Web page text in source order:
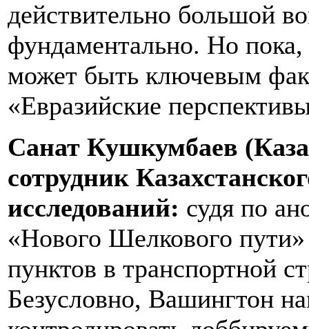
действительно большой
фундаментально. Но
может быть ключевым
«Евразийские
Санат Кушкумбаев
сотрудник
исследований: судя по
«Нового Шелкового
пунктов в транспортной
Безусловно, Вашингтон